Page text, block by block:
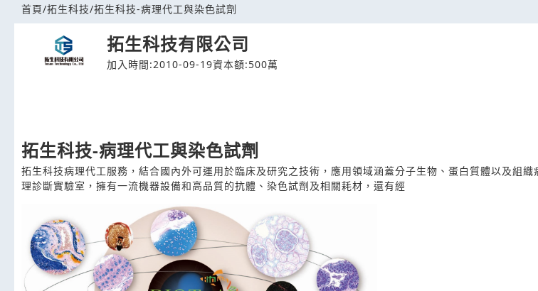
首頁/拓生科技/拓生科技-病理代工與染色試劑
拓生科技有限公司
加入時間:2010-09-19資本額:500萬
拓生科技-病理代工與染色試劑
拓生科技病理代工服務，結合國內外可運用於臨床及研究之技術，應用領域涵蓋分子生物、蛋白質體以及組
理診斷實驗室，擁有一流機器設備和高品質的抗體、染色試劑及相關耗材，還有經